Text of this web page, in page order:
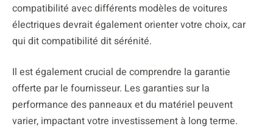
compatibilité avec différents modèles de voitures
électriques devrait également orienter votre choix, car
qui dit compatibilité dit sérénité.
Il est également crucial de comprendre la garantie
offerte par le fournisseur. Les garanties sur la
performance des panneaux et du matériel peuvent
varier, impactant votre investissement à long terme.